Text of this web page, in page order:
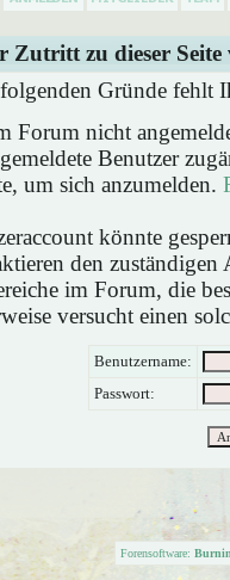
Zutritt zu dieser Seite
Gründe fehlt
Forum nicht
Benutzer
um sich anzumelden.
könnte
den zuständigen
im Forum, die
versucht einen
Benutzername:
Passwort:
Forensoftware: